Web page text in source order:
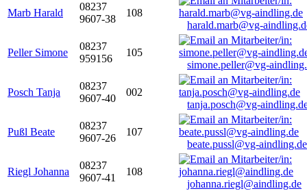
Marb Harald
08237
9607-38
108
harald.marb@vg-
Peller Simone
08237
959156
105
simone.peller@vg-
Posch Tanja
08237
9607-40
002
tanja.posch@vg-
Pußl Beate
08237
9607-26
107
beate.pussl@vg-aindling.de
Riegl Johanna
08237
9607-41
108
johanna.riegl@aindling.de